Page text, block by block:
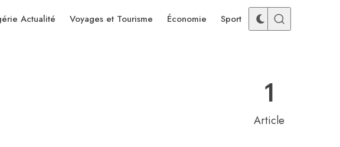
Actualité Voyages et Tourisme Économie Sport
1
Article